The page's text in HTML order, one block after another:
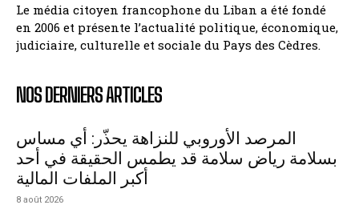
Le média citoyen francophone du Liban a été fondé
en 2006 et présente l’actualité politique, économique,
judiciaire, culturelle et sociale du Pays des Cèdres.
NOS DERNIERS ARTICLES
المرصد الأوروبي للنزاهة يحذّر: أي مساس
بسلامة رياض سلامة قد يطمس الحقيقة في أحد
أكبر الملفات المالية
8 août 2026